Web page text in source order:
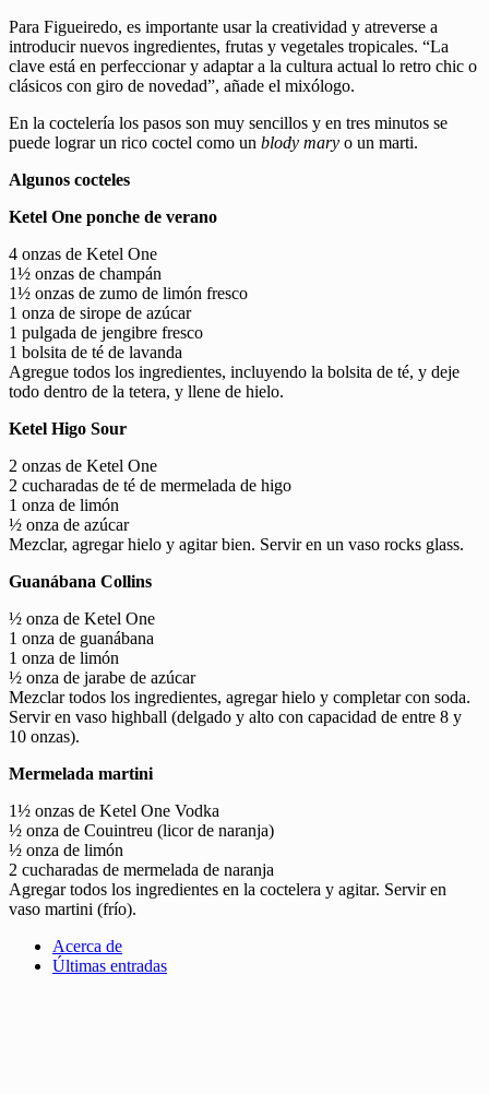
Para Figueiredo, es importante usar la creatividad y atreverse a
introducir nuevos ingredientes, frutas y vegetales tropicales. “La
clave está en perfeccionar y adaptar a la cultura actual lo retro chic o
clásicos con giro de novedad”, añade el mixólogo.
En la coctelería los pasos son muy sencillos y en tres minutos se
puede lograr un rico coctel como un blody mary o un marti.
Algunos cocteles
Ketel One ponche de verano
4 onzas de Ketel One
1½ onzas de champán
1½ onzas de zumo de limón fresco
1 onza de sirope de azúcar
1 pulgada de jengibre fresco
1 bolsita de té de lavanda
Agregue todos los ingredientes, incluyendo la bolsita de té, y deje
todo dentro de la tetera, y llene de hielo.
Ketel Higo Sour
2 onzas de Ketel One
2 cucharadas de té de mermelada de higo
1 onza de limón
½ onza de azúcar
Mezclar, agregar hielo y agitar bien. Servir en un vaso rocks glass.
Guanábana Collins
½ onza de Ketel One
1 onza de guanábana
1 onza de limón
½ onza de jarabe de azúcar
Mezclar todos los ingredientes, agregar hielo y completar con soda.
Servir en vaso highball (delgado y alto con capacidad de entre 8 y
10 onzas).
Mermelada martini
1½ onzas de Ketel One Vodka
½ onza de Couintreu (licor de naranja)
½ onza de limón
2 cucharadas de mermelada de naranja
Agregar todos los ingredientes en la coctelera y agitar. Servir en
vaso martini (frío).
Acerca de
Últimas entradas